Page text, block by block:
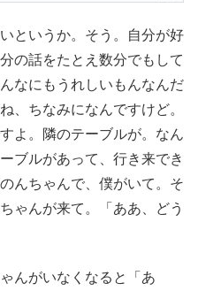
というか。そう。自分が好
の話をたとえ数分でもして
なにもうれしいもんなんだ
、ちなみになんですけど。
よ。隣のテーブルが。なん
ブルがあって、行き来でき
んちゃんで、僕がいて。そ
ゃんが来て。「ああ、どう
んがいなくなると「あ